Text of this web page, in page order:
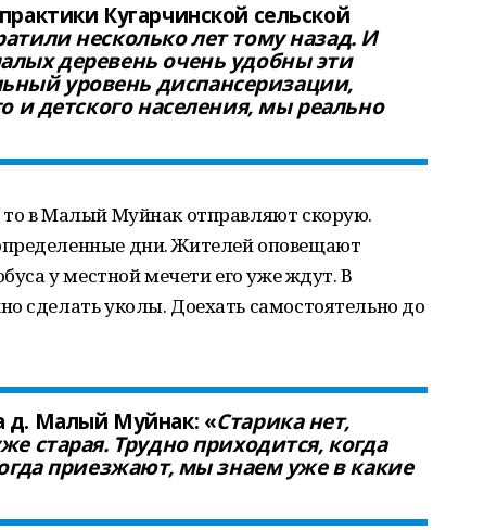
Кугарчинской сельской
несколько лет тому назад. И
деревень очень удобны эти
уровень диспансеризации,
и детского населения, мы реально
в Малый Муйнак отправляют скорую.
дни. Жителей оповещают
у местной мечети его уже ждут. В
сделать уколы. Доехать самостоятельно до
д. Малый Муйнак: «Старика нет,
старая. Трудно приходится, когда
приезжают, мы знаем уже в какие